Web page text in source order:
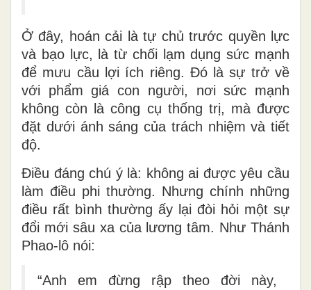
Ở đây, hoán cải làtự chủ trước quyền lực
và bạo lực, là từ chối lạm dụng sức mạnh
để mưu cầu lợi ích riêng. Đó là sự trở về
với phẩm giá con người, nơi sức mạnh
không còn là công cụ thống trị, mà được
đặt dưới ánh sáng của trách nhiệm và tiết
độ.
Điều đáng chú ý là: không ai được yêu cầu
làm điều phi thường. Nhưng chính những
điều rất bình thường ấy lại đòi hỏi một sự
đổi mới sâu xa của lương tâm. Như Thánh
Phao-lô nói:
“Anh em đừng rập theo đời này,